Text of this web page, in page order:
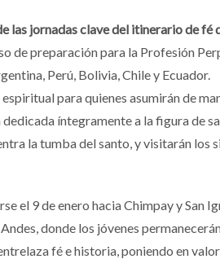
las jornadas clave del itinerario de
de preparación para la Profesión
Perú, Bolivia, Chile y Ecuador.
para quienes asumirán de
dedicada íntegramente a la figura
la tumba del santo, y visitarán
el 9 de enero hacia Chimpay y
donde los jóvenes
fé e historia, poniendo en